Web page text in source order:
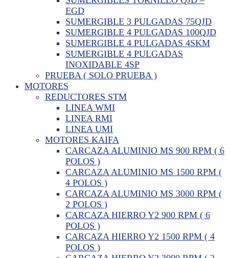
EGD
SUMERGIBLE 3 PULGADAS 75QJD
SUMERGIBLE 4 PULGADAS 100QJD
SUMERGIBLE 4 PULGADAS 4SKM
SUMERGIBLE 4 PULGADAS
INOXIDABLE 4SP
PRUEBA ( SOLO PRUEBA )
MOTORES
REDUCTORES STM
LINEA WMI
LINEA RMI
LINEA UMI
MOTORES KAIFA
CARCAZA ALUMINIO MS 900 RPM ( 6
POLOS )
CARCAZA ALUMINIO MS 1500 RPM (
4 POLOS )
CARCAZA ALUMINIO MS 3000 RPM (
2 POLOS )
CARCAZA HIERRO Y2 900 RPM ( 6
POLOS )
CARCAZA HIERRO Y2 1500 RPM ( 4
POLOS )